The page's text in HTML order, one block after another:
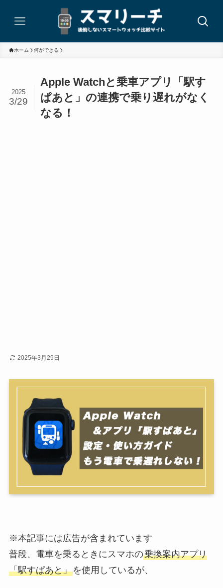
ホーム 何ができる
Apple Watchと乗車アプリ「駅す
ぱあと」の連携で乗り遅れがなく
なる！
2025
3/29
2025年3月29日
※本記事には広告が含まれています
普段、電車を乗るときにスマホの乗換案内アプリ
「駅すぱあと」を使用しているが、